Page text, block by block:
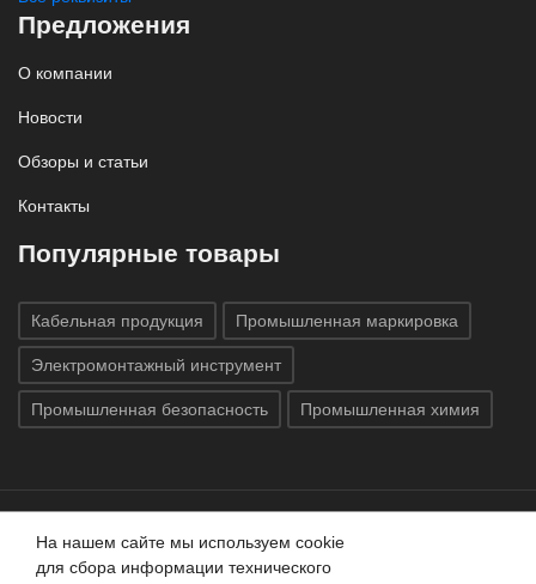
Предложения
О компании
Новости
Обзоры и статьи
Контакты
Популярные товары
Кабельная продукция Промышленная маркировка
Электромонтажный инструмент
Промышленная безопасность Промышленная химия
Все права защищены © 2020 ГК «Индатэк»
защищены.Использование материалов с сайта запрещено.
На нашем сайте мы используем cookie
для сбора информации технического